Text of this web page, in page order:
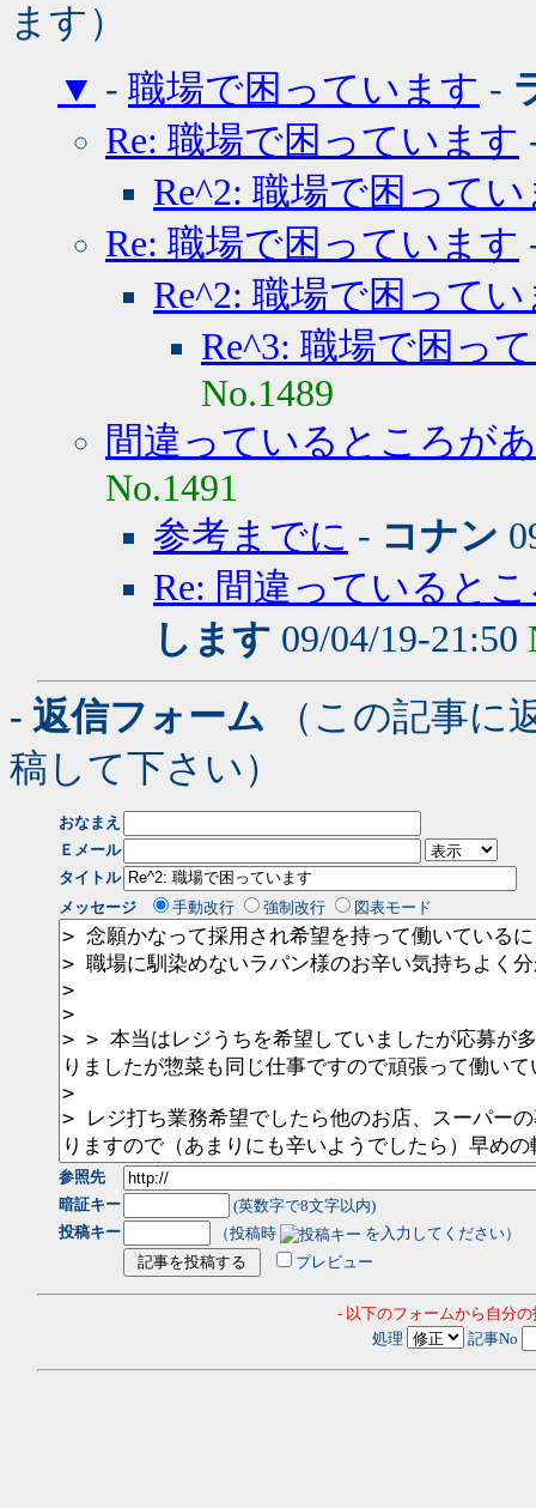
ます）
▼ - 職場で困っています -
Re: 職場で困っています
Re^2: 職場で困って
Re: 職場で困っています
Re^2: 職場で困って
Re^3: 職場で困っ
No.1489
間違っているところが
No.1491
参考までに - コナン
Re: 間違っていると
します 09/04/19-21:50
- 返信フォーム （この記事に
稿して下さい）
おなまえ
Ｅメール
タイトル
メッセージ
手動改行 強制改行 図表モード
参照先
暗証キー
(英数字で8文字以内)
投稿キー
（投稿時
を入力してください）
プレビュー
- 以下のフォームから自分
処理
記事No